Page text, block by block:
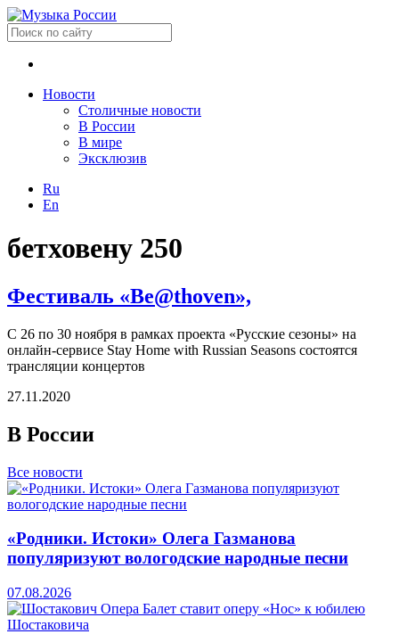
Новости
Столичные новости
В России
В мире
Эксклюзив
Ru
En
бетховену 250
Фестиваль «Be@thoven»,
С 26 по 30 ноября в рамках проекта «Русские сезоны» на
онлайн-сервисе Stay Home with Russian Seasons состоятся
трансляции концертов
27.11.2020
В России
Все новости
«Родники. Истоки» Олега Газманова
популяризуют вологодские народные песни
07.08.2026